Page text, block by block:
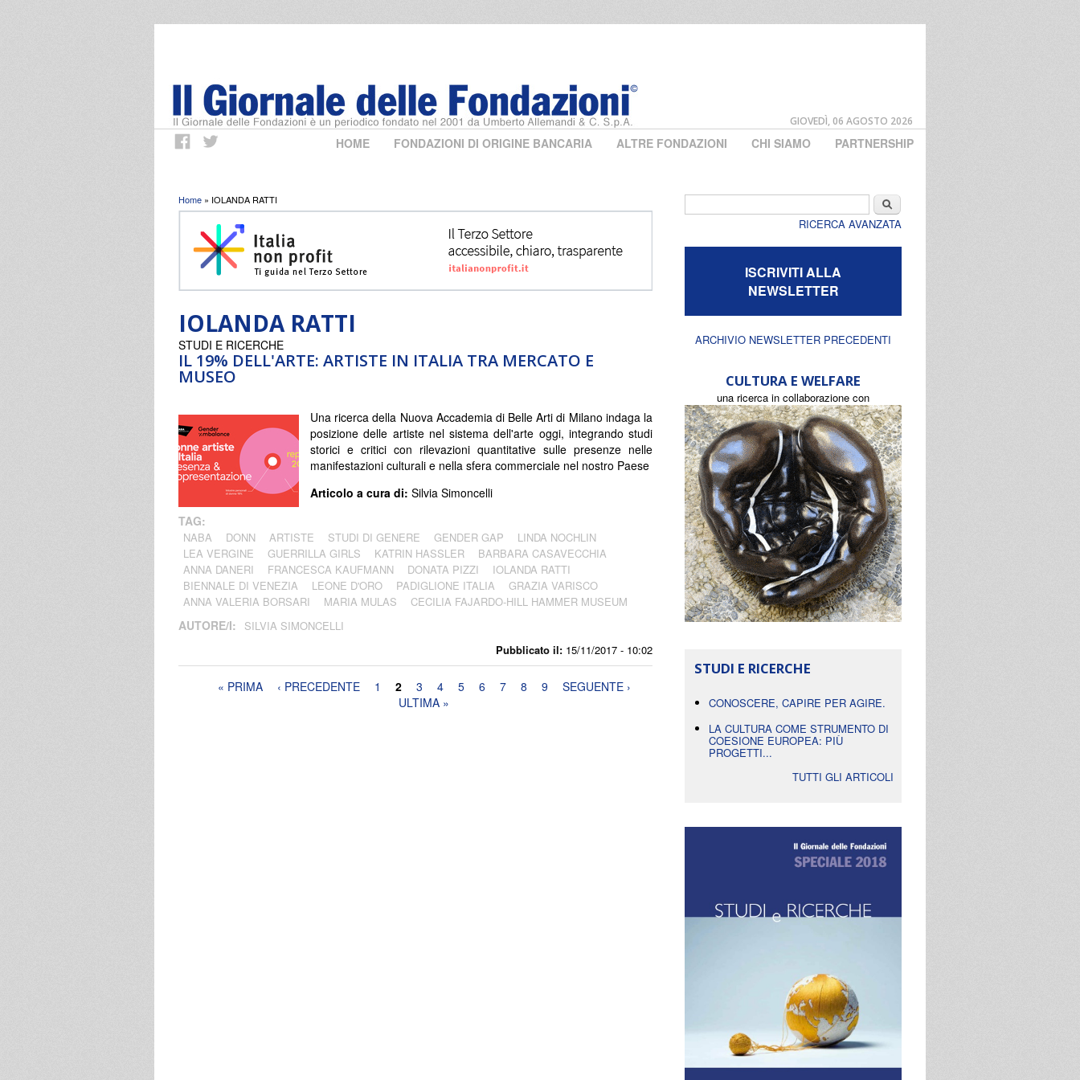
GIOVEDÌ, 06 AGOSTO 2026
HOME FONDAZIONI DI ORIGINE BANCARIA ALTRE FONDAZIONI CHI SIAMO PARTNERSHIP
Tu sei qui
Home » IOLANDA RATTI
IOLANDA RATTI
IL 19% DELL'ARTE: ARTISTE IN ITALIA TRA MERCATO E
MUSEO
Pubblicato il: 15/11/2017 - 10:02
STUDI E RICERCHE
Una ricerca della Nuova Accademia di Belle Arti di Milano indaga la
posizione delle artiste nel sistema dell'arte oggi, integrando studi
storici e critici con rilevazioni quantitative sulle presenze nelle
manifestazioni culturali e nella sfera commerciale nel nostro Paese
Articolo a cura di: Silvia Simoncelli
TAG:
NABA DONN ARTISTE STUDI DI GENERE GENDER GAP
LINDA NOCHLIN
LEA VERGINE
GUERRILLA GIRLS KATRIN HASSLER
BARBARA CASAVECCHIA
ANNA DANERI
FRANCESCA KAUFMANN DONATA PIZZI
IOLANDA RATTI
BIENNALE DI VENEZIA
LEONE D'ORO PADIGLIONE ITALIA
GRAZIA VARISCO
ANNA VALERIA BORSARI
MARIA MULAS CECILIA FAJARDO-HILL HAMMER MUSEUM
AUTORE/I: SILVIA SIMONCELLI
Pagine« PRIMA ‹ PRECEDENTE 1 2 3 4 5 6 7 8 9
SEGUENTE ›
ULTIMA »
Cerca
RICERCA AVANZATA
ISCRIVITI ALLA
NEWSLETTER
ARCHIVIO NEWSLETTER PRECEDENTI
CULTURA E WELFARE
una ricerca in collaborazione con
STUDI E RICERCHE
CONOSCERE, CAPIRE PER AGIRE.
LA CULTURA COME STRUMENTO DI
COESIONE EUROPEA: PIÙ
PROGETTI...
TUTTI GLI ARTICOLI